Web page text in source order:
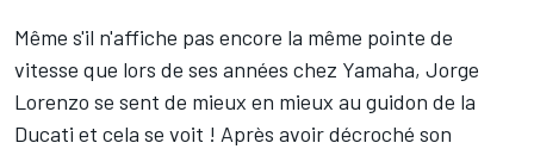
Même s'il n'affiche pas encore la même pointe de
vitesse que lors de ses années chez Yamaha, Jorge
Lorenzo se sent de mieux en mieux au guidon de la
Ducati et cela se voit ! Après avoir décroché son